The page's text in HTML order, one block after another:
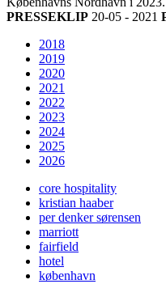
PRESSEKLIP 20-05 - 2021
2018
2019
2020
2021
2022
2023
2024
2025
2026
core hospitality
kristian haaber
per denker sørensen
marriott
fairfield
hotel
københavn